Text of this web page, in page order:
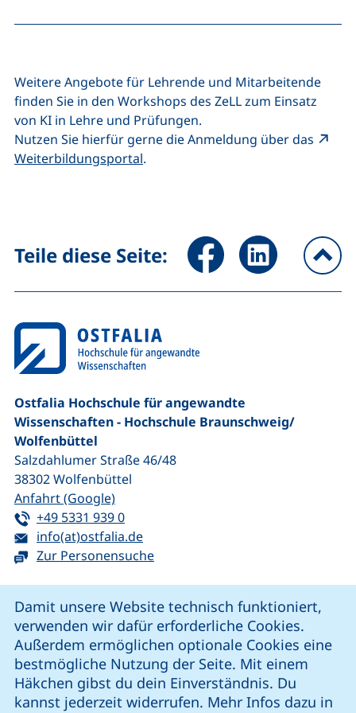
Damit unsere Website technisch funktioniert,
verwenden wir dafür erforderliche Cookies.
Außerdem ermöglichen optionale Cookies eine
bestmögliche Nutzung der Seite. Mit einem
Häkchen gibst du dein Einverständnis. Du
kannst jederzeit widerrufen. Mehr Infos dazu in
Weitere Angebote für Lehrende und Mitarbeitende
finden Sie in den Workshops des ZeLL zum Einsatz
von KI in Lehre und Prüfungen.
Nutzen Sie hierfür gerne die Anmeldung über das
Weiterbildungsportal(externer Link, öffnet neues
.
Teile diese Seite: Seite über Facebook teilen
Seite über
Ostfalia Hochschule für angewandte
Wissenschaften - Hochschule Braunschweig/​
Wolfenbüttel
Salzdahlumer Straße 46/48
38302Wolfenbüttel
Anfahrt (Google)(externer Link, öffnet neues Fenster)
Tel:
+49 5331 939 0(startet einen Telefonanruf, wenn Ihr
E-Mail:
info(at)ostfalia.de(öffnet Ihr E-Mail-Programm)
Zur Personensuche
unsere Facebook-Seite (externer Link, öffnet neues
unsere LinkedIn-Seite (externer Link, öffnet
unsere Instagram-Seite (externer Link,
unsere YouTube-Seite (externer
Cookie-Einstellungen